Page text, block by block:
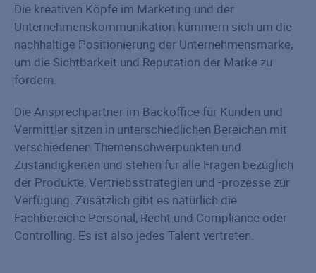
Die kreativen Köpfe im Marketing und der
Unternehmenskommunikation kümmern sich um die
nachhaltige Positionierung der Unternehmensmarke,
um die Sichtbarkeit und Reputation der Marke zu
fördern.
Die Ansprechpartner im Backoffice für Kunden und
Vermittler sitzen in unterschiedlichen Bereichen mit
verschiedenen Themenschwerpunkten und
Zuständigkeiten und stehen für alle Fragen bezüglich
der Produkte, Vertriebsstrategien und -prozesse zur
Verfügung. Zusätzlich gibt es natürlich die
Fachbereiche Personal, Recht und Compliance oder
Controlling. Es ist also jedes Talent vertreten.